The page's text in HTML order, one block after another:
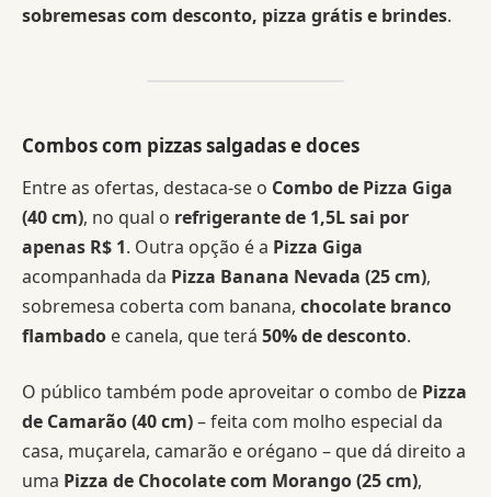
sobremesas com desconto, pizza grátis e brindes.
Combos com pizzas salgadas e doces
Entre as ofertas, destaca-se o Combo de Pizza Giga
(40 cm), no qual o refrigerante de 1,5L sai por
apenas R$ 1. Outra opção é a Pizza Giga
acompanhada da Pizza Banana Nevada (25 cm),
sobremesa coberta com banana, chocolate branco
flambado e canela, que terá 50% de desconto.
O público também pode aproveitar o combo de Pizza
de Camarão (40 cm)– feita com molho especial da
casa, muçarela, camarão e orégano – que dá direito a
uma Pizza de Chocolate com Morango (25 cm),